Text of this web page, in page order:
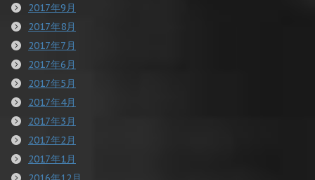
2017年9月
2017年8月
2017年7月
2017年6月
2017年5月
2017年4月
2017年3月
2017年2月
2017年1月